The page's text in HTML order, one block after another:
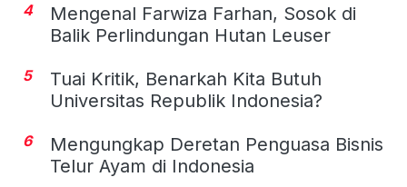
4
Mengenal Farwiza Farhan, Sosok di
Balik Perlindungan Hutan Leuser
5
Tuai Kritik, Benarkah Kita Butuh
Universitas Republik Indonesia?
6
Mengungkap Deretan Penguasa Bisnis
Telur Ayam di Indonesia